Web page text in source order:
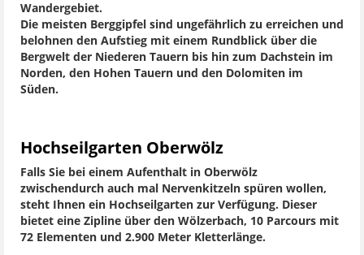
Wandergebiet.
Die meisten Berggipfel sind ungefährlich zu erreichen und
belohnen den Aufstieg mit einem Rundblick über die
Bergwelt der Niederen Tauern bis hin zum Dachstein im
Norden, den Hohen Tauern und den Dolomiten im
Süden.
Hochseilgarten Oberwölz
Falls Sie bei einem Aufenthalt in Oberwölz
zwischendurch auch mal Nervenkitzeln spüren wollen,
steht Ihnen ein Hochseilgarten zur Verfügung. Dieser
bietet eine Zipline über den Wölzerbach, 10 Parcours mit
72 Elementen und 2.900 Meter Kletterlänge.